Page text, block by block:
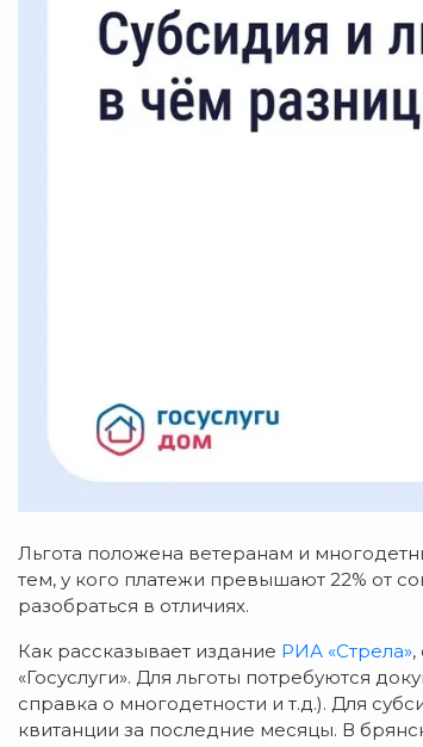
Льгота положена ветеранам и
тем, у кого платежи превышают 22% от
разобраться в отличиях.
Как рассказывает издание РИА «Стрела»,
«Госуслуги». Для льготы потребуются
справка о многодетности и т.д.). Для
квитанции за последние месяцы. В